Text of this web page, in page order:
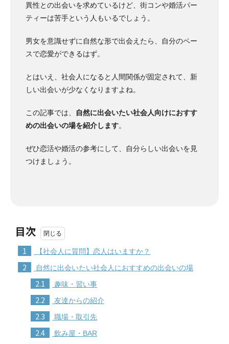
異性との出会いを求めているけど、街コンや婚活パー
ティーは苦手という人もいるでしょう。
男女を意識せずに自然な形で出会えたら、自分のペー
スで恋愛ができるはず。
とはいえ、社会人になると人間関係が固定されて、新
しい出会いが少なくなりますよね。
この記事では、
自然に出会いたい社会人向けにおすす
めの出会いの場を紹介します。
ぜひ恋活や婚活の参考にして、自分らしい出会いを見
つけましょう。
目次
1 【社会人に質問】恋人はいますか？
2 自然に出会いたい社会人におすすめの出会いの場
2.1 趣味・習い事
2.2 友達からの紹介
2.3 職場・取引先
2.4 飲み屋・BAR